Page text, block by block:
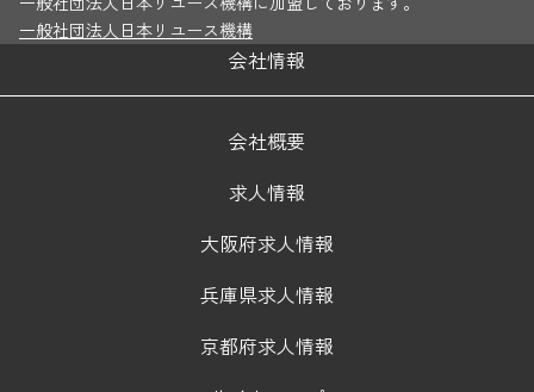
一般社団法人日本リユース機構
会社情報
会社概要
求人情報
大阪府求人情報
兵庫県求人情報
京都府求人情報